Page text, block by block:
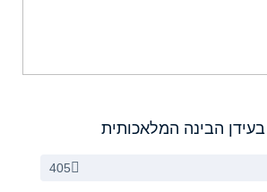
בעידן הבינה המלאכותית
405